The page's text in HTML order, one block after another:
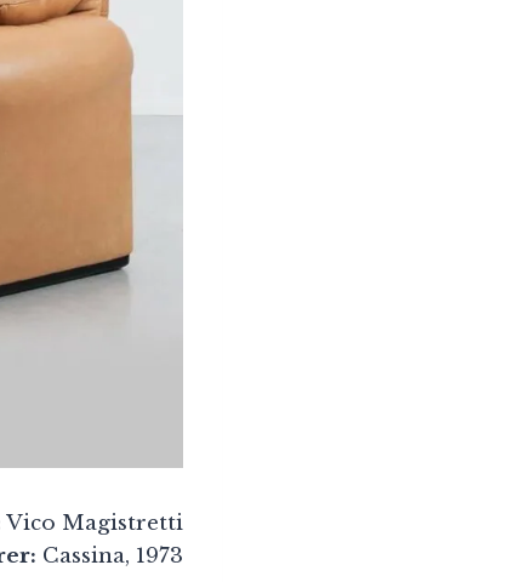
Vico Magistretti
Cassina, 1973